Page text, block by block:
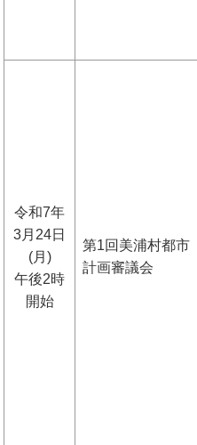
令和7年
3月24日
(月)
午後2時
開始
第1回美浦村都市
計画審議会